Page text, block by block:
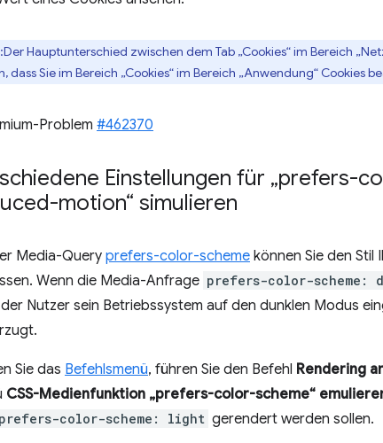
:Der Hauptunterschied zwischen dem Tab „Cookies“ im Bereich
dass Sie im Bereich „Cookies“ im Bereich „Anwendung“ Cookies
Problem #462370
Einstellungen für „prefers-
motion“ simulieren
Media-Query prefers-color-scheme können Sie den Stil
Wenn die Media-Anfrage prefers-color-scheme:
Nutzer sein Betriebssystem auf den dunklen Modus
Sie das Befehlsmenü, führen Sie den Befehl Rendering
CSS-Medienfunktion „prefers-color-scheme“
prefers-color-scheme: light gerendert werden sollen.